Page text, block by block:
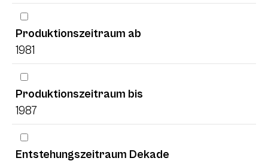
Produktionszeitraum ab
1981
Produktionszeitraum bis
1987
Entstehungszeitraum Dekade